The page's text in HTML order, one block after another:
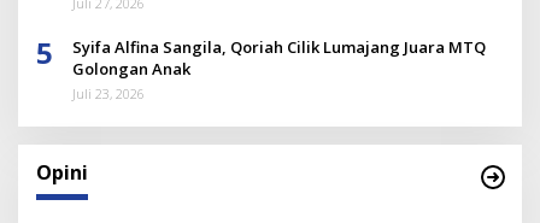
5
Syifa Alfina Sangila, Qoriah Cilik Lumajang Juara MTQ
Golongan Anak
Juli 23, 2026
Opini